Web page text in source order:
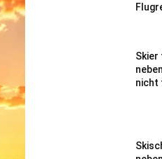
Skier
nicht